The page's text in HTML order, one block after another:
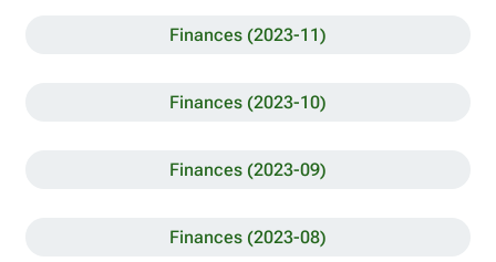
Finances (2023-11)
Finances (2023-10)
Finances (2023-09)
Finances (2023-08)